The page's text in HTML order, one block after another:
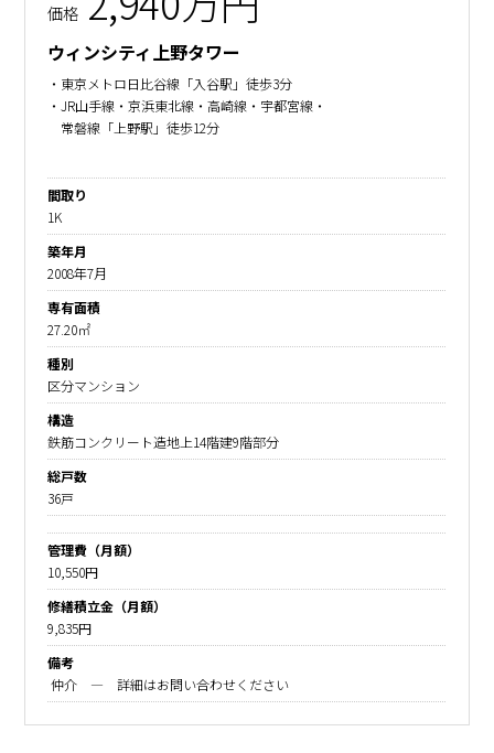
価格
ウィンシティ上野タワー
・東京メトロ日比谷線「入谷駅」徒歩3分
・JR山手線・京浜東北線・高崎線・宇都宮線・
常磐線「上野駅」徒歩12分
間取り
1K
築年月
2008年7月
専有面積
27.20㎡
種別
区分マンション
構造
鉄筋コンクリート造地上14階建9階部分
総戸数
36戸
管理費（月額）
10,550円
修繕積立金（月額）
9,835円
備考
仲介 ― 詳細はお問い合わせください